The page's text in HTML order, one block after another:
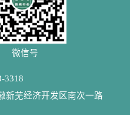
号
3318
新芜经济开发区南次一路